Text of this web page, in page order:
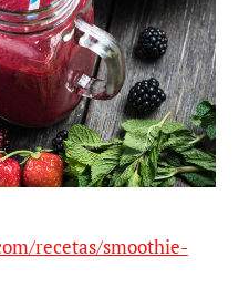
recetas/smoothie-